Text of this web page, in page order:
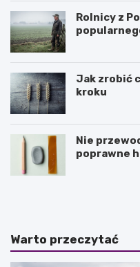
Rolnicy z
Jak zrobić
kroku
Nie
poprawne
J
s
ą
O
k
z
Warto przeczytać